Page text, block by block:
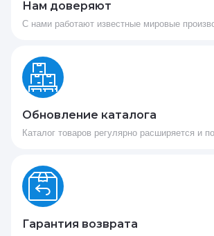
Нам доверяют
С нами работают известные мировые
Обновление каталога
Каталог товаров регулярно расширяется и
Гарантия возврата